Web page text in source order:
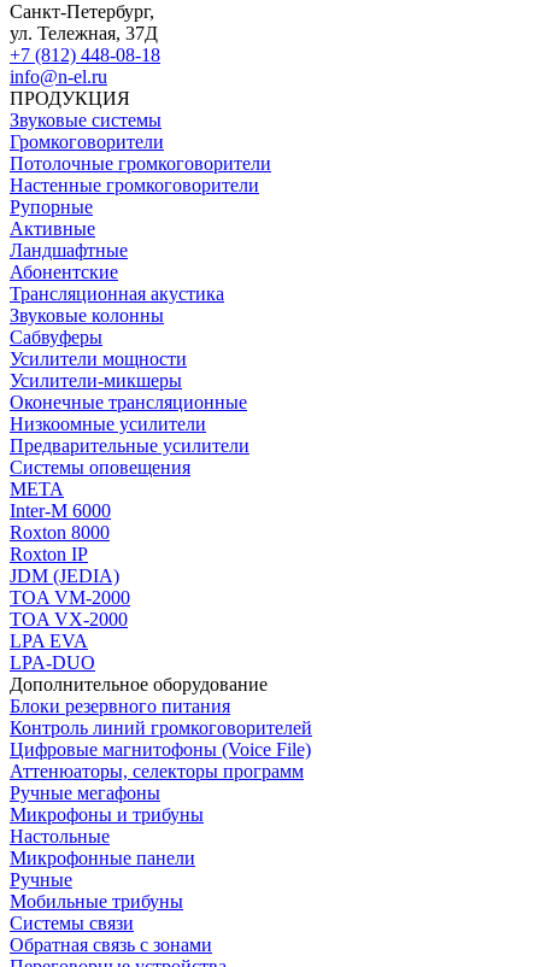
Санкт-Петербург,
ул. Тележная, 37Д
+7 (812) 448-08-18
info@n-el.ru
ПРОДУКЦИЯ
Звуковые системы
Громкоговорители
Потолочные громкоговорители
Настенные громкоговорители
Рупорные
Активные
Ландшафтные
Абонентские
Трансляционная акустика
Звуковые колонны
Сабвуферы
Усилители мощности
Усилители-микшеры
Оконечные трансляционные
Низкоомные усилители
Предварительные усилители
Системы оповещения
МЕТА
Inter-M 6000
Roxton 8000
Roxton IP
JDM (JEDIA)
TOA VM-2000
TOA VX-2000
LPA EVA
LPA-DUO
Дополнительное оборудование
Блоки резервного питания
Контроль линий громкоговорителей
Цифровые магнитофоны (Voice File)
Аттенюаторы, селекторы программ
Ручные мегафоны
Микрофоны и трибуны
Настольные
Микрофонные панели
Ручные
Мобильные трибуны
Системы связи
Обратная связь с зонами